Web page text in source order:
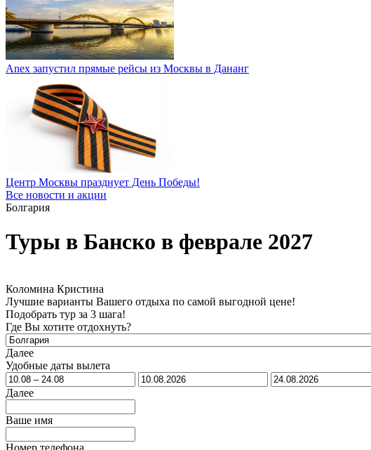
Anex запустил прямые рейсы из Москвы в Дананг
Центр Москвы празднует День Победы!
Все новости и акции
Болгария
Туры в Банско в феврале 2027
Коломина Кристина
Лучшие варианты Вашего отдыха по самой выгодной цене!
Подобрать тур за 3 шага!
Где Вы хотите отдохнуть?
Далее
Удобные даты вылета
Далее
Ваше имя
Номер телефона